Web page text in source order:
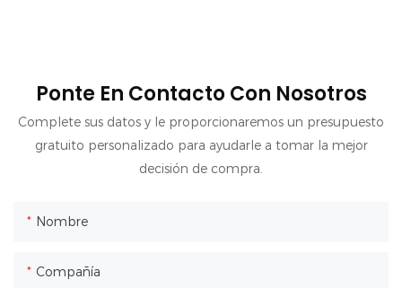
Ponte En Contacto Con Nosotros
Complete sus datos y le proporcionaremos un presupuesto
gratuito personalizado para ayudarle a tomar la mejor
decisión de compra.
Nombre
Compañía